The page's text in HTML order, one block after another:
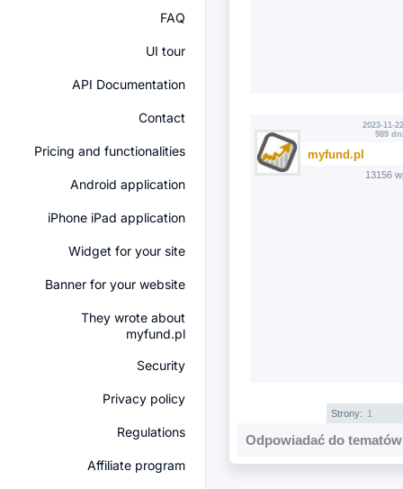
FAQ
UI tour
API Documentation
Contact
Pricing and functionalities
Android application
iPhone iPad application
Widget for your site
Banner for your website
They wrote about
myfund.pl
Security
Privacy policy
Regulations
Affiliate program
2023-11-
989
myfund.pl
13156
Strony: 1
Odpowiadać do